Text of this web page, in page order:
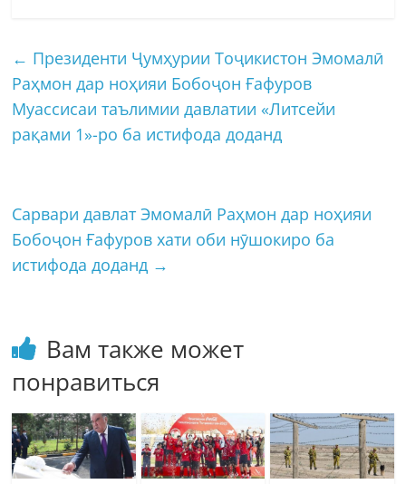
← Президенти Ҷумҳурии Тоҷикистон Эмомалӣ
Раҳмон дар ноҳияи Бобоҷон Ғафуров
Муассисаи таълимии давлатии «Литсейи
рақами 1»-ро ба истифода доданд
Сарвари давлат Эмомалӣ Раҳмон дар ноҳияи
Бобоҷон Ғафуров хати оби нӯшокиро ба
истифода доданд →
Вам также может
понравиться